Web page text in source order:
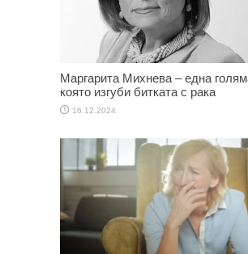
Маргарита Михнева – една
която изгуби битката с рака
16.12.2024